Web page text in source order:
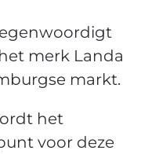
merk Landa
markt.
het
voor deze